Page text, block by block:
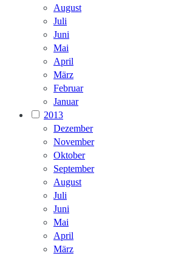
August
Juli
Juni
Mai
April
März
Februar
Januar
2013
Dezember
November
Oktober
September
August
Juli
Juni
Mai
April
März